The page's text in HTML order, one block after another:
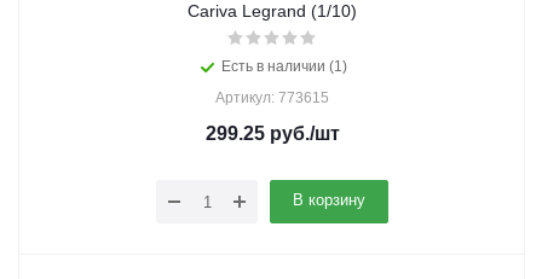
Cariva Legrand (1/10)
Есть в наличии (1)
Артикул: 773615
299.25руб./шт
В корзину